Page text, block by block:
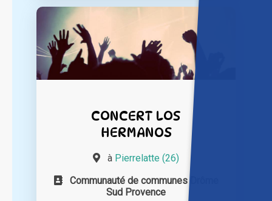
CONCERT LOS
HERMANOS
à Pierrelatte (26)
Communauté de communes Drôme
Sud Provence